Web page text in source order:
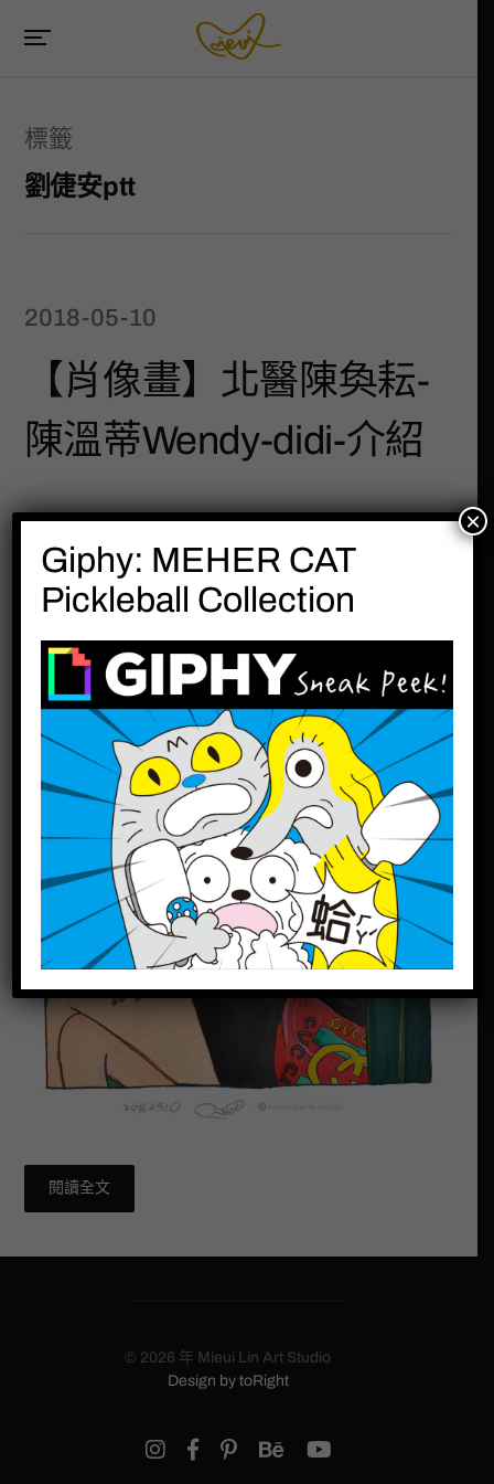
標籤
劉倢安ptt
2018-05-10
【肖像畫】北醫陳奐耘-
陳溫蒂Wendy-didi-介紹
閱讀全文
© 2026 年 Mieui Lin Art Studio
Design by toRight
Giphy: MEHER CAT
Pickleball Collection
×